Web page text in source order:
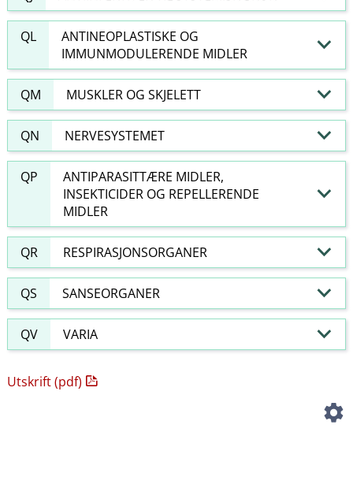
QL
ANTINEOPLASTISKE OG
IMMUNMODULERENDE MIDLER
QM MUSKLER OG SKJELETT
QN NERVESYSTEMET
QP
ANTIPARASITTÆRE MIDLER,
INSEKTICIDER OG REPELLERENDE
MIDLER
QR RESPIRASJONSORGANER
QS SANSEORGANER
QV VARIA
Utskrift (pdf)